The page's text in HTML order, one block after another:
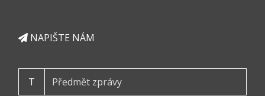
NAPIŠTE NÁM
T